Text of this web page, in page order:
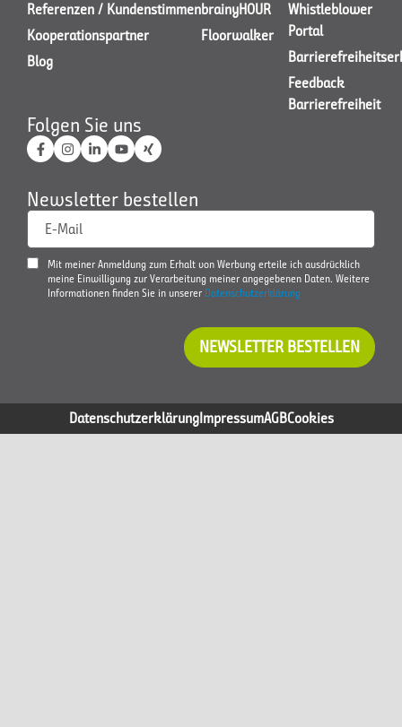
Referenzen / Kundenstimmen
Kooperationspartner
Blog
brainyHOUR
Floorwalker
Whistleblower
Portal
Feedback
Barrierefreiheit
Folgen Sie uns
Newsletter bestellen
E-Mail
Mit meiner Anmeldung zum Erhalt von Werbung erteile ich ausdrücklich
meine Einwilligung zur Verarbeitung meiner angegebenen Daten. Weitere
Informationen finden Sie in unserer Datenschutzerklärung
NEWSLETTER BESTELLEN
DatenschutzerklärungImpressumAGBCookies